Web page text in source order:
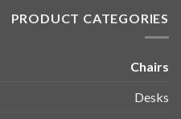
PRODUCT CATEGORIES
Chairs
Desks